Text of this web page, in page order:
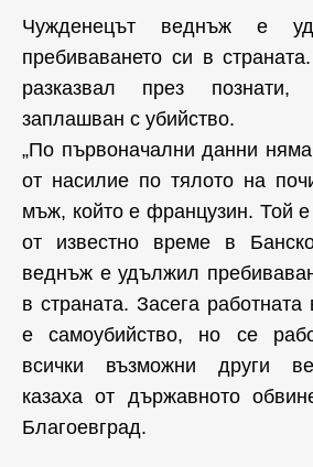
Чужденецът веднъж е
пребиваването си в
разказвал през
заплашван с убийство.
„По първоначални данни
от насилие по тялото на
мъж, който е французин. Той
от известно време в
веднъж е удължил
в страната. Засега работната
е самоубийство, но се
всички възможни други
казаха от държавното
Благоевград.